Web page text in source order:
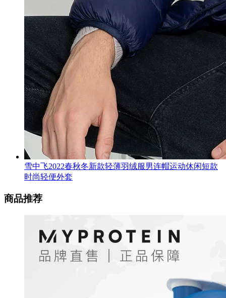
雪中飞2022春秋冬新款轻薄羽绒服男连帽运动休闲短款
时尚轻便外套
商品推荐